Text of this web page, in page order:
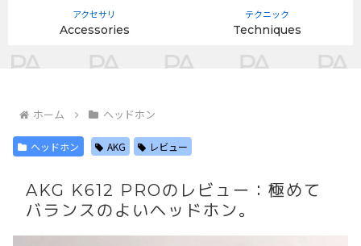
アクセサリ
Accessories
テクニック
Techniques
ホーム ヘッドホン
ヘッドホン AKG レビュー
AKG K612 PROのレビュー：極めて
バランスのよいヘッドホン。